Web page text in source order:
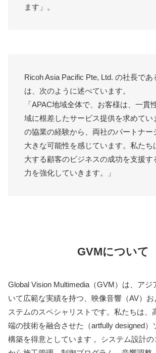
ます」。
Ricoh Asia Pacific Pte, Ltd. の社長であ
は、次のように述べています。
「APAC地域全体で、お客様は、一貫
域に根差したサービス提供を求めてい
の協業の経験から、両社のパートナー
大きな可能性を感じています。私たち
大する顧客のビジネスの成功を支援す
力を強化していきます。」
GVMについて
Global Vision Multimedia（GVM）は、アジ
いて広範な実績を持つ、映像音響（AV）
ステムのスペシャリストです。私たちは、
端の技術を融合させた（artfully designed）
構築を得意としています 。システム設計